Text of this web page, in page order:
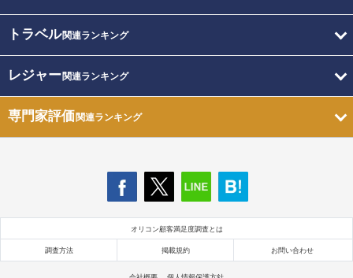
トラベル関連ランキング
レジャー関連ランキング
専門家評価関連ランキング
オリコン顧客満足度調査とは
調査方法 掲載規約 お問い合わせ